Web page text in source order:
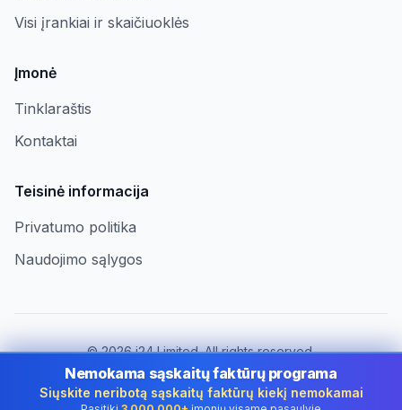
Visi įrankiai ir skaičiuoklės
Įmonė
Tinklaraštis
Kontaktai
Teisinė informacija
Privatumo politika
Naudojimo sąlygos
©2026i24 Limited. All rights reserved.
Įmonėms Lithuania
Keisti šalį:
Lithuania
Nemokama sąskaitų faktūrų programa
Siųskite neribotą sąskaitų faktūrų kiekį nemokamai